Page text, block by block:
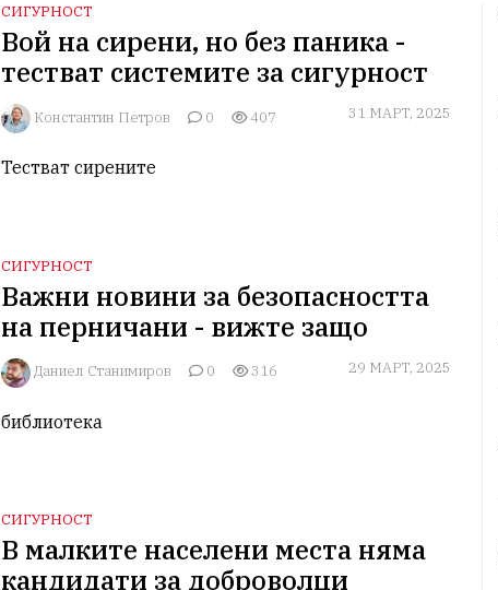
СИГУРНОСТ
Вой на сирени, но без паника -
тестват системите за сигурност
Константин Петров 0 407 31 МАРТ, 2025
Тестват сирените
СИГУРНОСТ
Важни новини за безопасността
на перничани - вижте защо
Даниел Станимиров 0 316 29 МАРТ, 2025
библиотека
СИГУРНОСТ
В малките населени места няма
кандидати за доброволци